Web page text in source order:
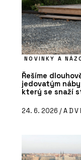
NOVINKY A
Řešíme
jedovatým
který se snaží
24. 6. 2026 /